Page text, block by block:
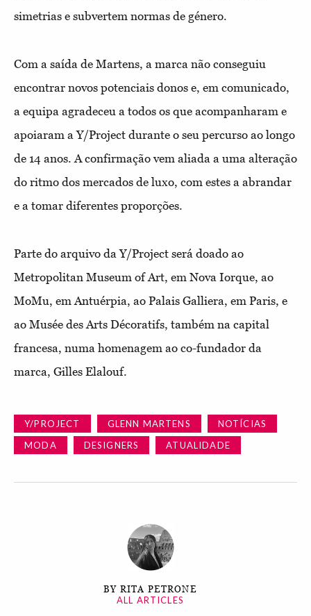
simetrias e subvertem normas de género.
Com a saída de Martens, a marca não conseguiu
encontrar novos potenciais donos e, em comunicado,
a equipa agradeceu a todos os que acompanharam e
apoiaram a Y/Project durante o seu percurso ao longo
de 14 anos. A confirmação vem aliada a uma alteração
do ritmo dos mercados de luxo, com estes a abrandar
e a tomar diferentes proporções.
Parte do arquivo da Y/Project será doado ao
Metropolitan Museum of Art, em Nova Iorque, ao
MoMu, em Antuérpia, ao Palais Galliera, em Paris, e
ao Musée des Arts Décoratifs, também na capital
francesa, numa homenagem ao co-fundador da
marca, Gilles Elalouf.
Y/PROJECT GLENN MARTENS
NOTÍCIAS
MODA
DESIGNERS ATUALIDADE
BY RITA PETRONE
ALL ARTICLES